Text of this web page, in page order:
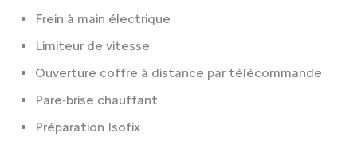
Frein à main électrique
Limiteur de vitesse
Ouverture coffre à distance par télécommande
Pare-brise chauffant
Préparation Isofix